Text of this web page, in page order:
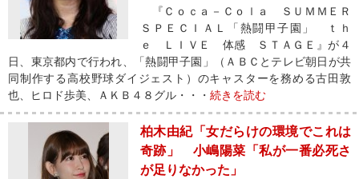
『Ｃｏｃａ－Ｃｏｌａ ＳＵＭＭＥＲ
ＳＰＥＣＩＡＬ「熱闘甲子園」 ｔｈ
ｅ ＬＩＶＥ 体感 ＳＴＡＧＥ』が４
日、東京都内で行われ、「熱闘甲子園」（ＡＢＣとテレビ朝日が共
同制作する高校野球ダイジェスト）のキャスターを務める古田敦
也、ヒロド歩美、ＡＫＢ４８グル・・・ 続きを読む
柏木由紀「女だらけの環境でこれは
奇跡」 小嶋陽菜「私が一番必死さ
が足りなかった」